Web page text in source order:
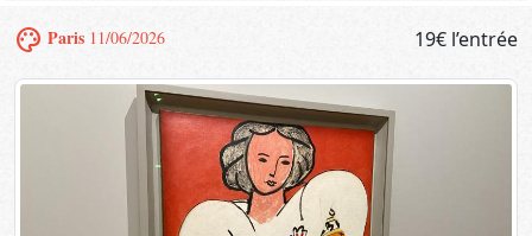
palette Paris 11/06/2026 19€ l’entrée